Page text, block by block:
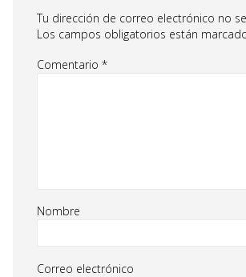
Tu dirección de correo electrónico no
Los campos obligatorios están
Comentario *
Nombre
Correo electrónico